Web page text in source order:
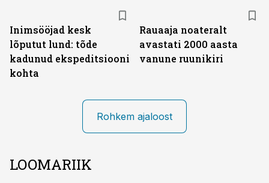
Inimsööjad kesk
lõputut lund: tõde
kadunud ekspeditsiooni
kohta
Rauaaja noateralt
avastati 2000 aasta
vanune ruunikiri
Rohkem ajaloost
LOOMARIIK